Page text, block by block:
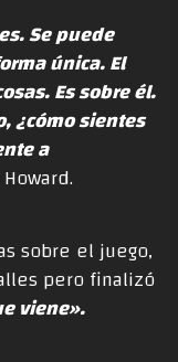
Se puede
única. El
Es sobre él.
¿cómo sientes
a
sobre el juego,
pero finalizó
viene».